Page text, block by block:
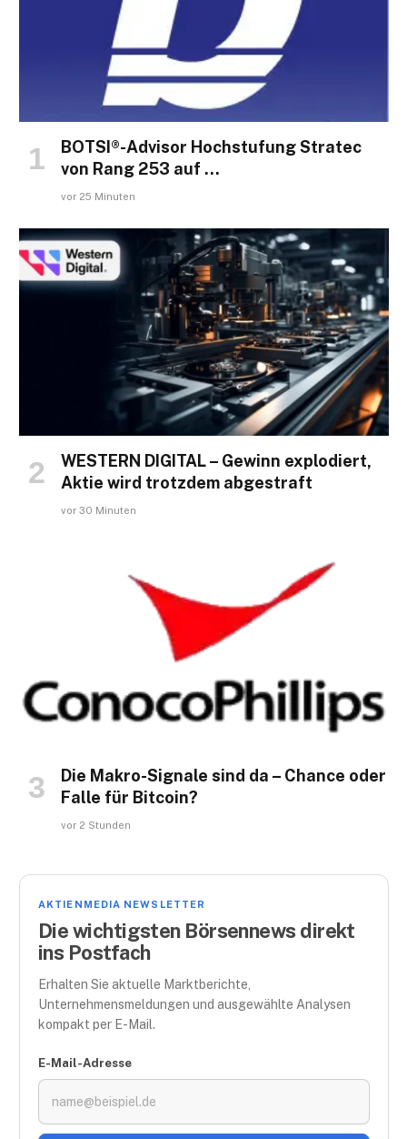
BOTSI®-Advisor Hochstufung Stratec
von Rang 253 auf …
vor 25 Minuten
WESTERN DIGITAL – Gewinn explodiert,
Aktie wird trotzdem abgestraft
vor 30 Minuten
Die Makro-Signale sind da – Chance oder
Falle für Bitcoin?
vor 2 Stunden
AKTIENMEDIA NEWSLETTER
Die wichtigsten Börsennews direkt
ins Postfach
Erhalten Sie aktuelle Marktberichte,
Unternehmensmeldungen und ausgewählte Analysen
kompakt per E-Mail.
E-Mail-Adresse